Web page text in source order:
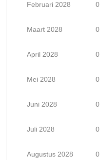
Februari 2028
Maart 2028
April 2028
Mei 2028
Juni 2028
Juli 2028
Augustus 2028